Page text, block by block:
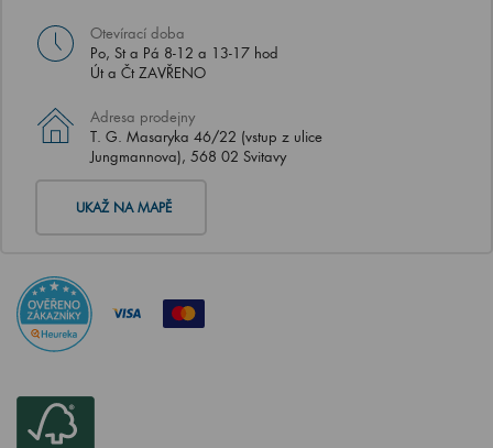
Otevírací doba
Po, St a Pá 8-12 a 13-17 hod
Út a Čt ZAVŘENO
Adresa prodejny
T. G. Masaryka 46/22 (vstup z ulice
Jungmannova), 568 02 Svitavy
UKAŽ NA MAPĚ